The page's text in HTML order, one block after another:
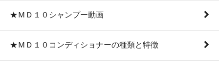
★ＭＤ１０シャンプー動画
★ＭＤ１０コンディショナーの種類と特徴